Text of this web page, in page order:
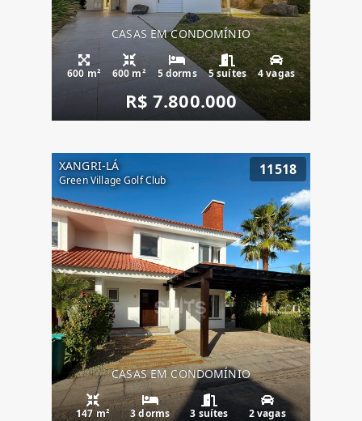
CASAS EM CONDOMÍNIO
600 m² 600 m² 5 dorms 5 suítes 4 vagas
R$ 7.800.000
XANGRI-LÁ
Green Village Golf Club
11518
CASAS EM CONDOMÍNIO
147 m² 3 dorms 3 suítes 2 vagas